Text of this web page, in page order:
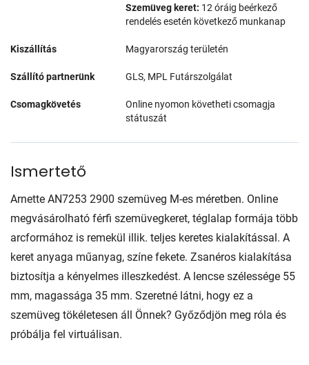
Szemüveg keret: 12 óráig beérkező
rendelés esetén következő munkanap
Kiszállítás Magyarország területén
Szállító partnerünk GLS, MPL Futárszolgálat
Csomagkövetés
Online nyomon követheti csomagja
státuszát
Ismertető
Arnette AN7253 2900 szemüveg M-es méretben. Online
megvásárolható férfi szemüvegkeret, téglalap formája több
arcformához is remekül illik. teljes keretes kialakítással. A
keret anyaga műanyag, színe fekete. Zsanéros kialakítása
biztosítja a kényelmes illeszkedést. A lencse szélessége 55
mm, magassága 35 mm. Szeretné látni, hogy ez a
szemüveg tökéletesen áll Önnek? Győződjön meg róla és
próbálja fel virtuálisan.